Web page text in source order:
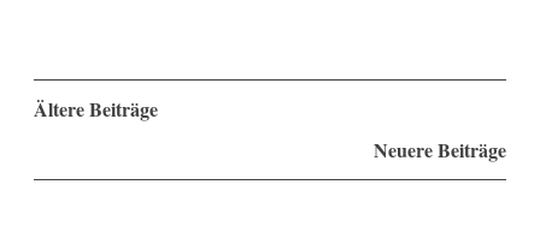
Beitragsnavigation
Ältere Beiträge
Neuere Beiträge